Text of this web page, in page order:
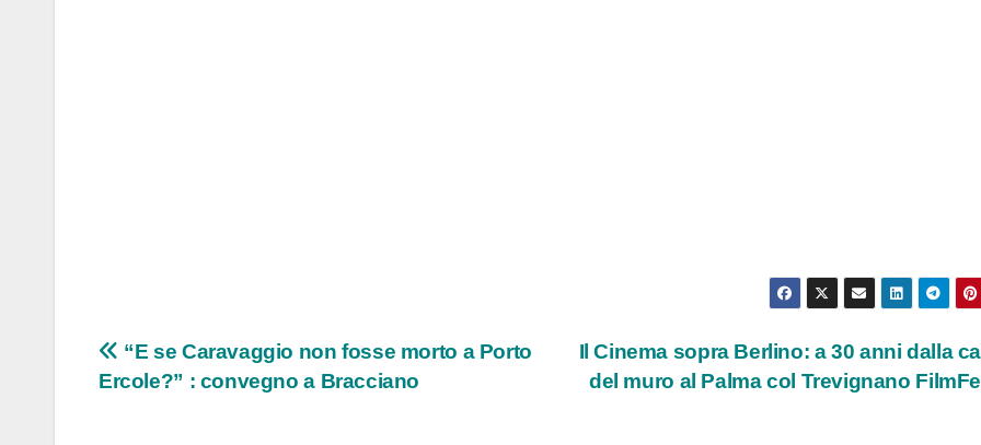
Navigazione
Il Cinema sopra Berlino: a 30 anni dalla
del muro al Palma col Trevignano
“E se Caravaggio non fosse morto a Porto
Ercole?” : convegno a Bracciano